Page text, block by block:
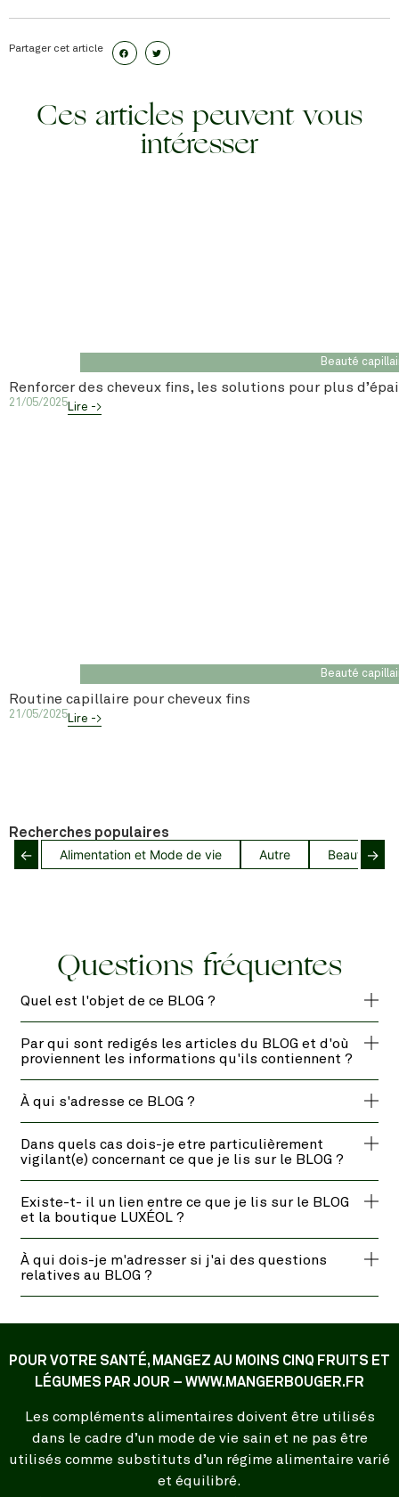
Partager cet article
Ces articles peuvent vous
intéresser
Beauté
Renforcer des cheveux fins, les solutions pour plus
21/05/2025Lire ->
Beauté
Routine capillaire pour cheveux fins
21/05/2025Lire ->
Recherches populaires
← Alimentation et Mode de vie Autre Beauté→
Questions fréquentes
Quel est l'objet de ce BLOG ?
Par qui sont redigés les articles du BLOG et d'où
proviennent les informations qu'ils contiennent ?
À qui s'adresse ce BLOG ?
Dans quels cas dois-je etre particulièrement
vigilant(e) concernant ce que je lis sur le BLOG ?
Existe-t- il un lien entre ce que je lis sur le BLOG
et la boutique LUXÉOL ?
À qui dois-je m'adresser si j'ai des questions
relatives au BLOG ?
POUR VOTRE SANTÉ, MANGEZ AU MOINS CINQ FRUITS ET
LÉGUMES PAR JOUR – WWW.MANGERBOUGER.FR
Les compléments alimentaires doivent être utilisés
dans le cadre d’un mode de vie sain et ne pas être
utilisés comme substituts d’un régime alimentaire varié
et équilibré.